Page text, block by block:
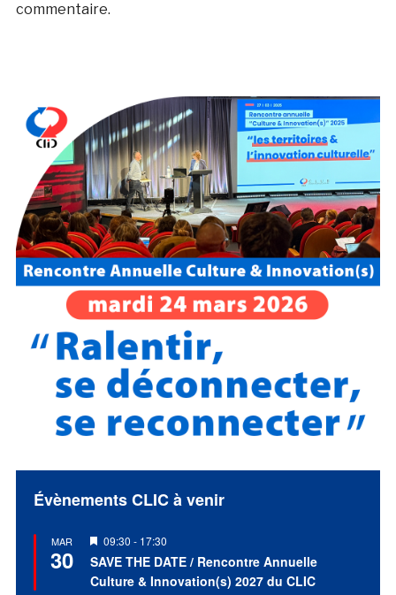
commentaire.
Évènements CLIC à venir
MAR
30
Mis
en
avant
09:30 - 17:30
SAVE THE DATE / Rencontre Annuelle
Culture & Innovation(s) 2027 du CLIC